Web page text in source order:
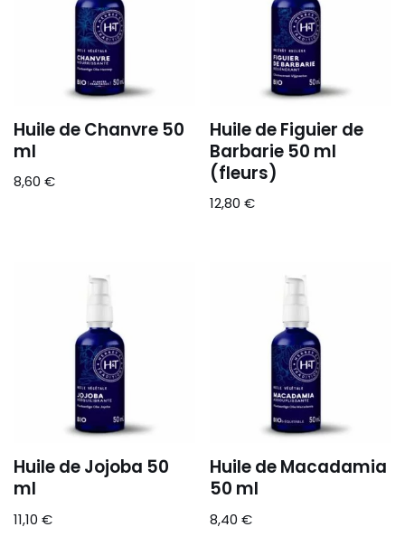
Huile de Chanvre 50
ml
8,60 €
Huile de Figuier de
Barbarie 50 ml
(fleurs)
12,80€
Huile de Jojoba 50
ml
11,10 €
Huile de Macadamia
50 ml
8,40€